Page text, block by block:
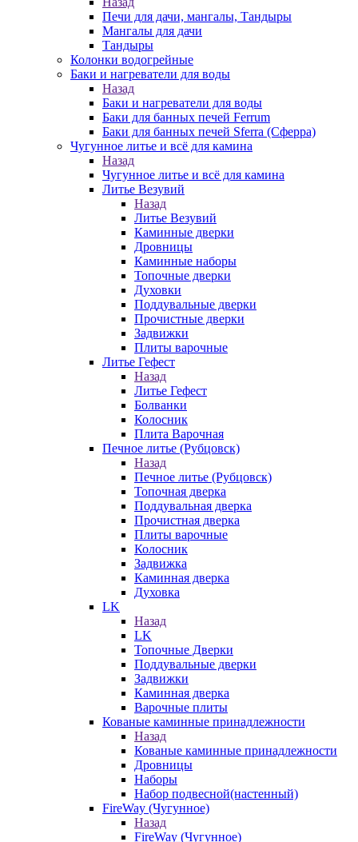
Печи для дачи, мангалы, Тандыры
Мангалы для дачи
Тандыры
Колонки водогрейные
Баки и нагреватели для воды
Назад
Баки и нагреватели для воды
Баки для банных печей Ferrum
Баки для банных печей Sferra (Сферра)
Чугунное литье и всё для камина
Назад
Чугунное литье и всё для камина
Литье Везувий
Назад
Литье Везувий
Каминные дверки
Дровницы
Каминные наборы
Топочные дверки
Духовки
Поддувальные дверки
Прочистные дверки
Задвижки
Плиты варочные
Литье Гефест
Назад
Литье Гефест
Болванки
Колосник
Плита Варочная
Печное литье (Рубцовск)
Назад
Печное литье (Рубцовск)
Топочная дверка
Поддувальная дверка
Прочистная дверка
Плиты варочные
Колосник
Задвижка
Каминная дверка
Духовка
LK
Назад
LK
Топочные Дверки
Поддувальные дверки
Задвижки
Каминная дверка
Варочные плиты
Кованые каминные принадлежности
Назад
Кованые каминные принадлежности
Дровницы
Наборы
Набор подвесной(настенный)
FireWay (Чугунное)
Назад
FireWay (Чугунное)